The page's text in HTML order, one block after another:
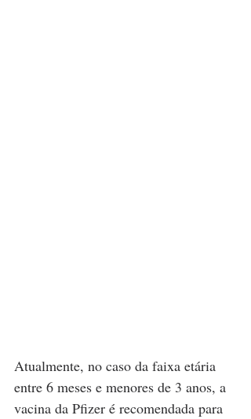
Atualmente, no caso da faixa etária
entre 6 meses e menores de 3 anos, a
vacina da Pfizer é recomendada para